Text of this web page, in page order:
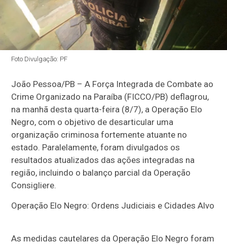
Foto Divulgação: PF
João Pessoa/PB – A Força Integrada de Combate ao
Crime Organizado na Paraíba (FICCO/PB) deflagrou,
na manhã desta quarta-feira (8/7), a Operação Elo
Negro, com o objetivo de desarticular uma
organização criminosa fortemente atuante no
estado. Paralelamente, foram divulgados os
resultados atualizados das ações integradas na
região, incluindo o balanço parcial da Operação
Consigliere.
Operação Elo Negro: Ordens Judiciais e Cidades Alvo
As medidas cautelares da Operação Elo Negro foram